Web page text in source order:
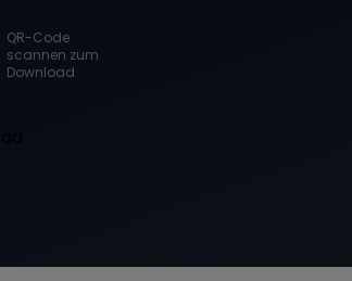
QR-Code
scannen zum
Download